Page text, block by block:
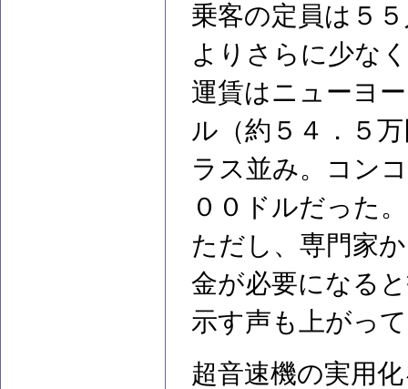
乗客の定員は５
よりさらに少な
運賃はニューヨ
ル（約５４．５
ラス並み。コン
００ドルだった。
ただし、専門家
金が必要になる
示す声も上がっ
超音速機の実用